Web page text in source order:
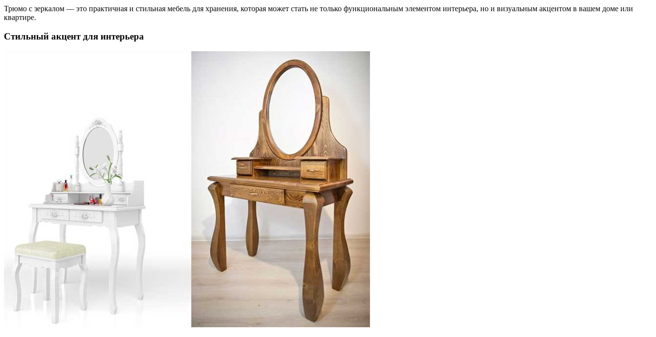
Трюмо с зеркалом — это практичная и стильная мебель для хранения, которая может стать не только функциональным элементом интерьера, но и визуальным акцентом в вашем доме или
квартире.
Стильный акцент для интерьера